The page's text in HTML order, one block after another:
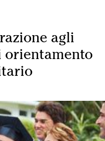
agli
orientamento